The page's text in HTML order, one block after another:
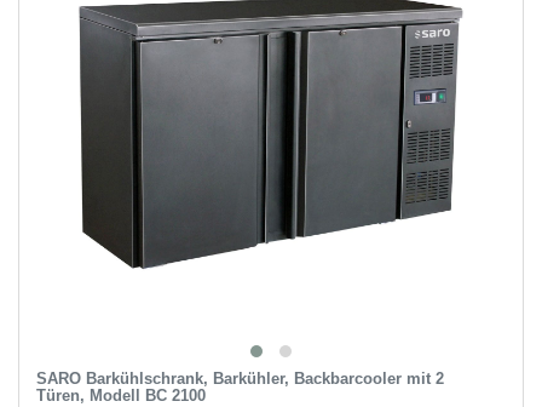
SARO Barkühlschrank, Barkühler, Backbarcooler mit 2
Türen, Modell BC 2100